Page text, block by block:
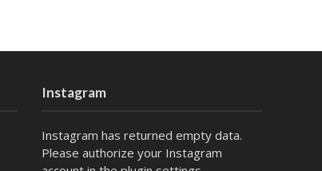
Instagram
Instagram has returned empty data.
Please authorize your Instagram